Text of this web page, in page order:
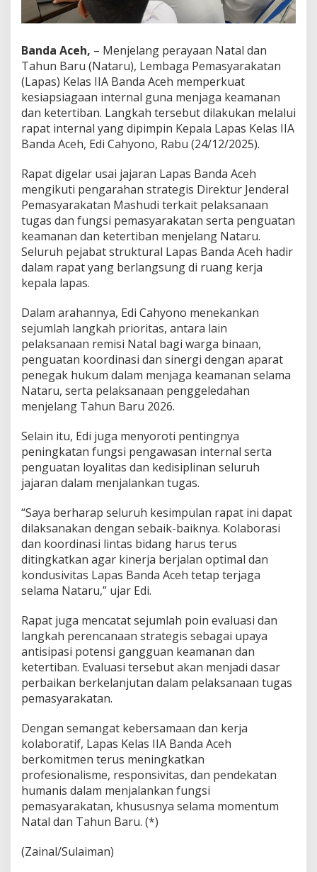
e
s
i
a
p
s
a
g
a
n
I
n
e
r
n
a
Banda Aceh, – Menjelang perayaan Natal dan
Tahun Baru (Nataru), Lembaga Pemasyarakatan
(Lapas) Kelas IIA Banda Aceh memperkuat
kesiapsiagaan internal guna menjaga keamanan
dan ketertiban. Langkah tersebut dilakukan melalui
rapat internal yang dipimpin Kepala Lapas Kelas IIA
Banda Aceh, Edi Cahyono, Rabu (24/12/2025).
Rapat digelar usai jajaran Lapas Banda Aceh
mengikuti pengarahan strategis Direktur Jenderal
Pemasyarakatan Mashudi terkait pelaksanaan
tugas dan fungsi pemasyarakatan serta penguatan
keamanan dan ketertiban menjelang Nataru.
Seluruh pejabat struktural Lapas Banda Aceh hadir
dalam rapat yang berlangsung di ruang kerja
kepala lapas.
Dalam arahannya, Edi Cahyono menekankan
sejumlah langkah prioritas, antara lain
pelaksanaan remisi Natal bagi warga binaan,
penguatan koordinasi dan sinergi dengan aparat
penegak hukum dalam menjaga keamanan selama
Nataru, serta pelaksanaan penggeledahan
menjelang Tahun Baru 2026.
Selain itu, Edi juga menyoroti pentingnya
peningkatan fungsi pengawasan internal serta
penguatan loyalitas dan kedisiplinan seluruh
jajaran dalam menjalankan tugas.
“Saya berharap seluruh kesimpulan rapat ini dapat
dilaksanakan dengan sebaik-baiknya. Kolaborasi
dan koordinasi lintas bidang harus terus
ditingkatkan agar kinerja berjalan optimal dan
kondusivitas Lapas Banda Aceh tetap terjaga
selama Nataru,” ujar Edi.
Rapat juga mencatat sejumlah poin evaluasi dan
langkah perencanaan strategis sebagai upaya
antisipasi potensi gangguan keamanan dan
ketertiban. Evaluasi tersebut akan menjadi dasar
perbaikan berkelanjutan dalam pelaksanaan tugas
pemasyarakatan.
Dengan semangat kebersamaan dan kerja
kolaboratif, Lapas Kelas IIA Banda Aceh
berkomitmen terus meningkatkan
profesionalisme, responsivitas, dan pendekatan
humanis dalam menjalankan fungsi
pemasyarakatan, khususnya selama momentum
Natal dan Tahun Baru. (*)
(Zainal/Sulaiman)